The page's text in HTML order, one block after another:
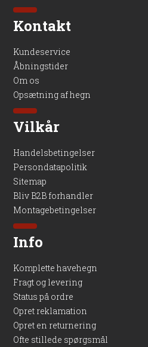
Kontakt
Kundeservice
Åbningstider
Om os
Opsætning af hegn
Vilkår
Handelsbetingelser
Persondatapolitik
Sitemap
Bliv B2B forhandler
Montagebetingelser
Info
Komplette havehegn
Fragt og levering
Status på ordre
Opret reklamation
Opret en returnering
Ofte stillede spørgsmål